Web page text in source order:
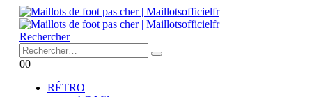
Rechercher
00
RÉTRO